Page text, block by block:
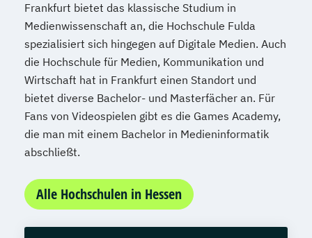
Frankfurt bietet das klassische Studium in
Medienwissenschaft an, die Hochschule Fulda
spezialisiert sich hingegen auf Digitale Medien. Auch
die Hochschule für Medien, Kommunikation und
Wirtschaft hat in Frankfurt einen Standort und
bietet diverse Bachelor- und Masterfächer an. Für
Fans von Videospielen gibt es die Games Academy,
die man mit einem Bachelor in Medieninformatik
abschließt.
Alle Hochschulen in Hessen